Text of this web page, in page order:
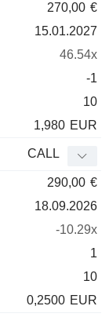
270,00 €
15.01.2027
46.54x
-1
10
1,980 EUR
CALL
290,00 €
18.09.2026
-10.29x
1
10
0,2500 EUR